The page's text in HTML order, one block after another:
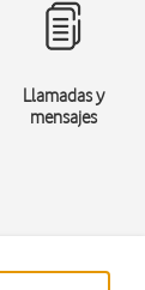
Llamadas y
mensajes